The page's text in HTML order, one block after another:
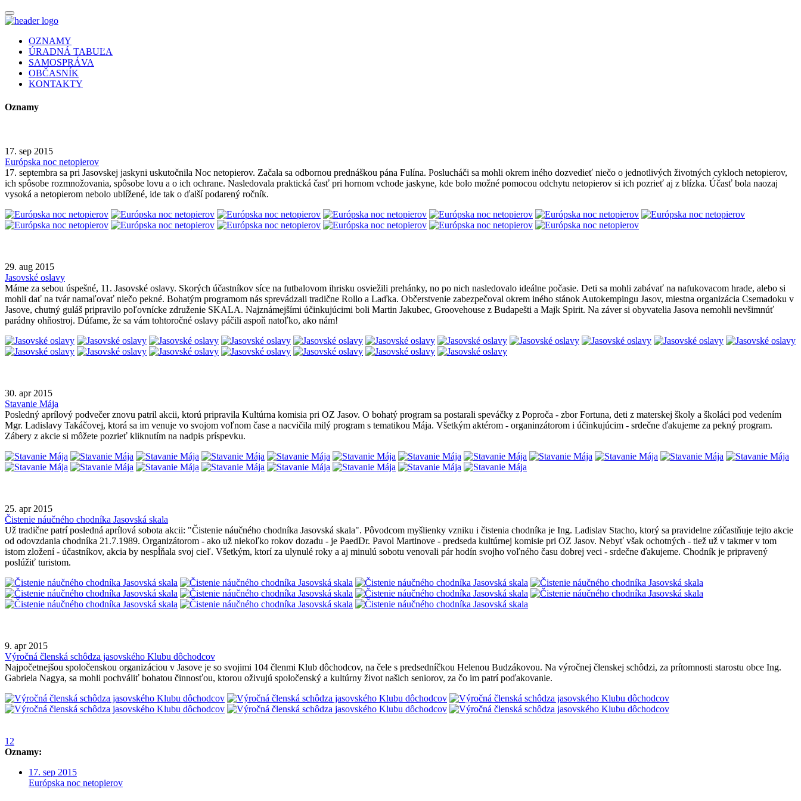
OZNAMY
ÚRADNÁ TABUĽA
SAMOSPRÁVA
OBČASNÍK
KONTAKTY
Oznamy
17. sep 2015
Európska noc netopierov
17. septembra sa pri Jasovskej jaskyni uskutočnila Noc netopierov. Začala sa odbornou prednáškou pána Fulína. Poslucháči sa mohli okrem iného dozvedieť niečo o jednotlivých životných cykloch netopierov,
ich spôsobe rozmnožovania, spôsobe lovu a o ich ochrane. Nasledovala praktická časť pri hornom vchode jaskyne, kde bolo možné pomocou odchytu netopierov si ich pozrieť aj z blízka. Účasť bola naozaj
vysoká a netopierom nebolo ublížené, ide tak o ďalší podarený ročník.
29. aug 2015
Jasovské oslavy
Máme za sebou úspešné, 11. Jasovské oslavy. Skorých účastníkov síce na futbalovom ihrisku osviežili prehánky, no po nich nasledovalo ideálne počasie. Deti sa mohli zabávať na nafukovacom hrade, alebo si
mohli dať na tvár namaľovať niečo pekné. Bohatým programom nás sprevádzali tradične Rollo a Laďka. Občerstvenie zabezpečoval okrem iného stánok Autokempingu Jasov, miestna organizácia Csemadoku v
Jasove, chutný guláš pripravilo poľovnícke združenie SKALA. Najznámejšími účinkujúcimi boli Martin Jakubec, Groovehouse z Budapešti a Majk Spirit. Na záver si obyvatelia Jasova nemohli nevšimnúť
parádny ohňostroj. Dúfame, že sa vám tohtoročné oslavy páčili aspoň natoľko, ako nám!
30. apr 2015
Stavanie Mája
Posledný aprílový podvečer znovu patril akcii, ktorú pripravila Kultúrna komisia pri OZ Jasov. O bohatý program sa postarali speváčky z Poproča - zbor Fortuna, deti z materskej školy a školáci pod vedením
Mgr. Ladislavy Takáčovej, ktorá sa im venuje vo svojom voľnom čase a nacvičila milý program s tematikou Mája. Všetkým aktérom - organinzátorom i účinkujúcim - srdečne ďakujeme za pekný program.
Zábery z akcie si môžete pozrieť kliknutím na nadpis príspevku.
25. apr 2015
Čistenie náučného chodníka Jasovská skala
Už tradične patrí posledná aprílová sobota akcii: "Čistenie náučného chodníka Jasovská skala". Pôvodcom myšlienky vzniku i čistenia chodníka je Ing. Ladislav Stacho, ktorý sa pravidelne zúčastňuje tejto akcie
od odovzdania chodníka 21.7.1989. Organizátorom - ako už niekoľko rokov dozadu - je PaedDr. Pavol Martinove - predseda kultúrnej komisie pri OZ Jasov. Nebyť však ochotných - tiež už v takmer v tom
istom zložení - účastníkov, akcia by nespĺňala svoj cieľ. Všetkým, ktorí za ulynulé roky a aj minulú sobotu venovali pár hodín svojho voľného času dobrej veci - srdečne ďakujeme. Chodník je pripravený
poslúžiť turistom.
9. apr 2015
Výročná členská schôdza jasovského Klubu dôchodcov
Najpočetnejšou spoločenskou organizáciou v Jasove je so svojimi 104 členmi Klub dôchodcov, na čele s predsedníčkou Helenou Budzákovou. Na výročnej členskej schôdzi, za prítomnosti starostu obce Ing.
Gabriela Nagya, sa mohli pochváliť bohatou činnosťou, ktorou oživujú spoločenský a kultúrny život našich seniorov, za čo im patrí poďakovanie.
1 2
Oznamy:
17. sep 2015
Európska noc netopierov